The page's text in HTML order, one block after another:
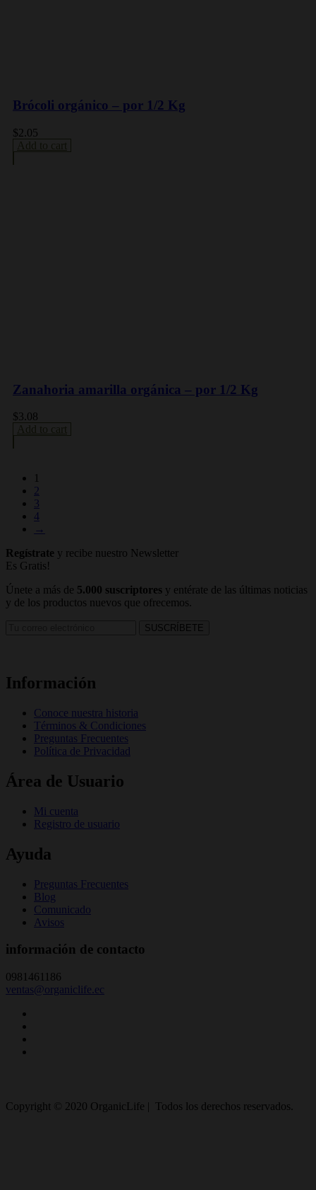
Brócoli orgánico – por 1/2 Kg
$2.05
Add to cart
Zanahoria amarilla orgánica – por 1/2 Kg
$ 3.08
Add to cart
1
2
3
4
→
Regístrate y recibe nuestro Newsletter
Es Gratis!
Únete a más de 5.000 suscriptores y entérate de las últimas noticias
y de los productos nuevos que ofrecemos.
Información
Conoce nuestra historia
Términos & Condiciones
Preguntas Frecuentes
Política de Privacidad
Área de Usuario
Mi cuenta
Registro de usuario
Ayuda
Preguntas Frecuentes
Blog
Comunicado
Avisos
información de contacto
0981461186
ventas@organiclife.ec
Copyright © 2020 OrganicLife | Todos los derechos reservados.